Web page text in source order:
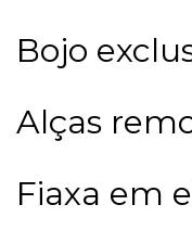
Bojo
Alças
Fiaxa em